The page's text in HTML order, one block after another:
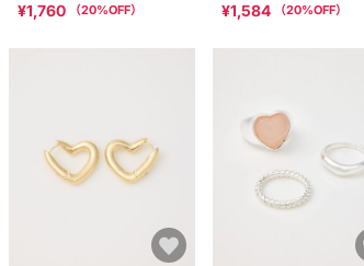
¥1,760 （20%OFF） ¥1,584 （20%OFF）